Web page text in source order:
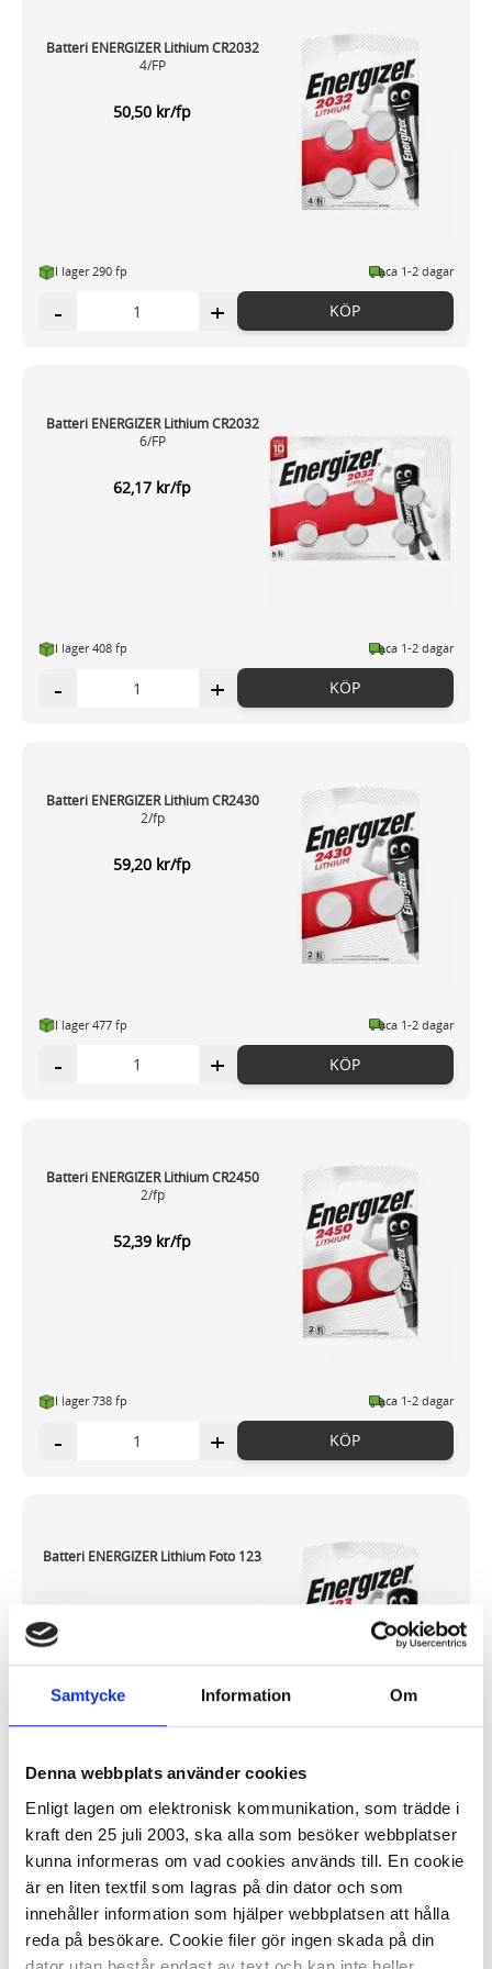
Samtycke Information Om
Denna webbplats använder cookies
Enligt lagen om elektronisk kommunikation, som trädde i
kraft den 25 juli 2003, ska alla som besöker webbplatser
kunna informeras om vad cookies används till. En cookie
är en liten textfil som lagras på din dator och som
innehåller information som hjälper webbplatsen att hålla
reda på besökare. Cookie filer gör ingen skada på din
Batteri ENERGIZER Lithium CR2032
4/FP
50,50 kr/fp
I lager 290 fp ca 1-2 dagar
- + KÖP
Batteri ENERGIZER Lithium CR2032
6/FP
62,17 kr/fp
I lager 408 fp ca 1-2 dagar
- + KÖP
Batteri ENERGIZER Lithium CR2430
2/fp
59,20 kr/fp
I lager 477 fp ca 1-2 dagar
- + KÖP
Batteri ENERGIZER Lithium CR2450
2/fp
52,39 kr/fp
I lager 738 fp ca 1-2 dagar
- + KÖP
Batteri ENERGIZER Lithium Foto 123
I lager 170 st
- + KÖP
Batteri ENERGIZER Lithium Foto 2CR5